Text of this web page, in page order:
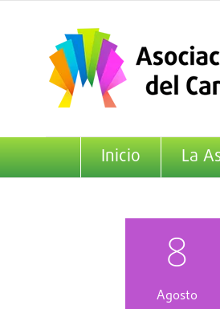
contenido
Inicio La
8
Agosto